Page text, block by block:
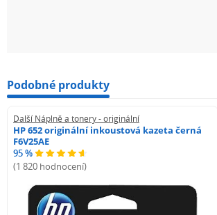
Podobné produkty
Další Náplně a tonery - originální
HP 652 originální inkoustová kazeta černá
F6V25AE
95 %
(1 820 hodnocení)